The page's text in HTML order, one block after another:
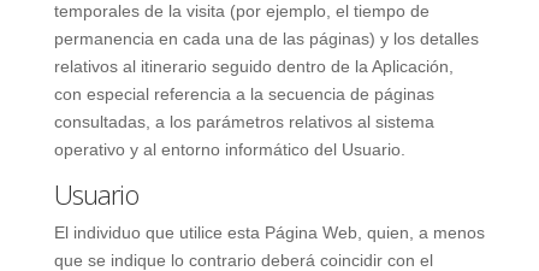
temporales de la visita (por ejemplo, el tiempo de
permanencia en cada una de las páginas) y los detalles
relativos al itinerario seguido dentro de la Aplicación,
con especial referencia a la secuencia de páginas
consultadas, a los parámetros relativos al sistema
operativo y al entorno informático del Usuario.
Usuario
El individuo que utilice esta Página Web, quien, a menos
que se indique lo contrario deberá coincidir con el